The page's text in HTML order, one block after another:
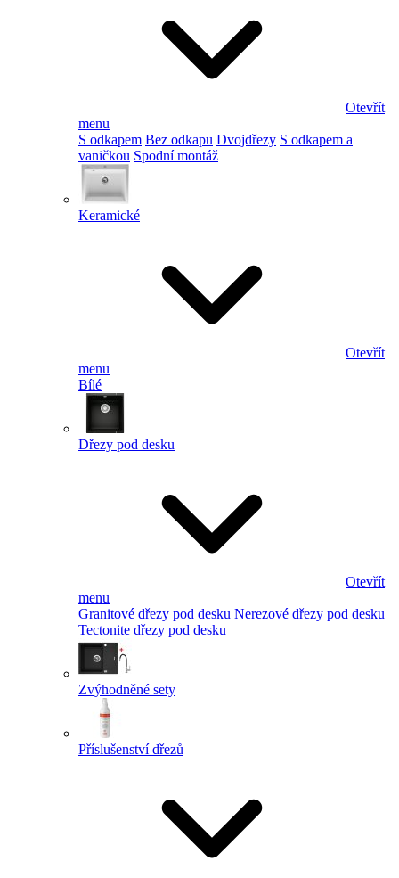
Otevřít
menu
S odkapem Bez odkapu Dvojdřezy S odkapem a
vaničkou Spodní montáž
Keramické
Otevřít
menu
Bílé
Dřezy pod desku
Otevřít
menu
Granitové dřezy pod desku Nerezové dřezy pod desku
Tectonite dřezy pod desku
Zvýhodněné sety
Příslušenství dřezů